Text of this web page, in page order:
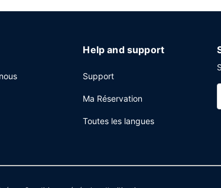
Help and support
Support
Ma Réservation
Toutes les langues